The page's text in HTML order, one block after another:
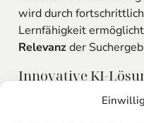
wird durch
Lernfähigkeit
Relevanzder
Innovative KI-